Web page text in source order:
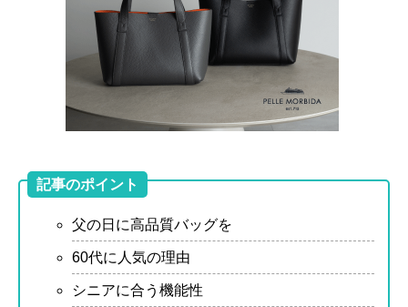
記事のポイント
父の日に高品質バッグを
60代に人気の理由
シニアに合う機能性